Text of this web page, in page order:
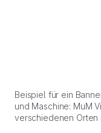
Beispiel für ein
und Maschine: MuM
verschiedenen Orten